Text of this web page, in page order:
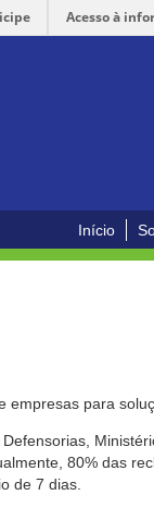
Acesso à
Início
para
80% das
de 7 dias.